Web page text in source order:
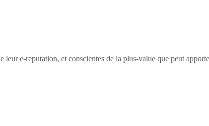
e-reputation, et conscientes de la plus-value que peut